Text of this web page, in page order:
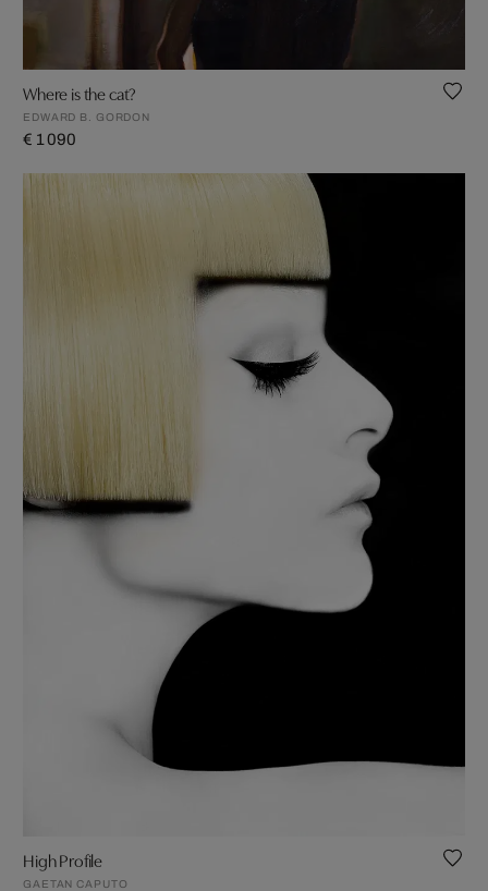
Where is the cat?
EDWARD B. GORDON
€ 1 090
High Profile
GAETAN CAPUTO